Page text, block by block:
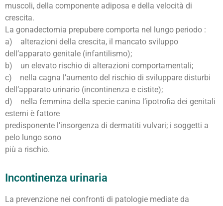
muscoli, della componente adiposa e della velocità di
crescita.
La gonadectomia prepubere comporta nel lungo periodo :
a) alterazioni della crescita, il mancato sviluppo
dell’apparato genitale (infantilismo);
b) un elevato rischio di alterazioni comportamentali;
c) nella cagna l’aumento del rischio di sviluppare disturbi
dell’apparato urinario (incontinenza e cistite);
d) nella femmina della specie canina l’ipotrofia dei genitali
esterni è fattore
predisponente l’insorgenza di dermatiti vulvari; i soggetti a
pelo lungo sono
più a rischio.
Incontinenza urinaria
La prevenzione nei confronti di patologie mediate da